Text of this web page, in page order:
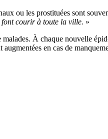
ou les prostituées sont
font courir à toute la ville. »
À chaque nouvelle
en cas de